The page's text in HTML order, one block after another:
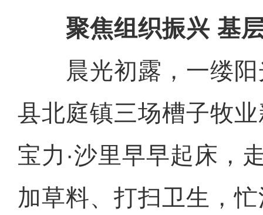
聚焦组织振兴 基层
晨光初露，一缕阳
县北庭镇三场槽子牧
宝力·沙里早早起床，
加草料、打扫卫生，